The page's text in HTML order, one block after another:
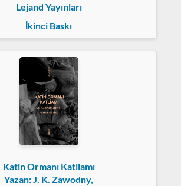
Lejand Yayınları
İkinci Baskı
Katin Ormanı Katliamı
Yazan: J. K. Zawodny,